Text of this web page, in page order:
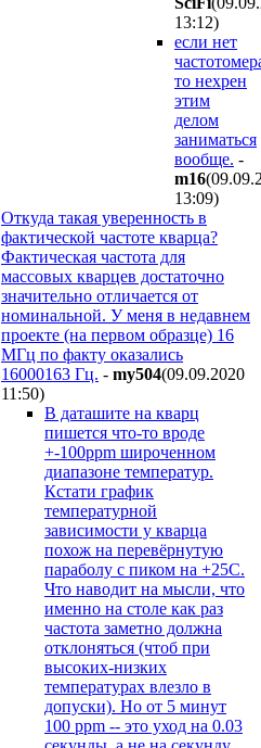
13:12)
если нет
то нехрен
этим
делом
заниматься
вообще. -
m16
13:09)
Откуда такая уверенность в
фактической частоте кварца?
Фактическая частота для
массовых кварцев достаточно
значительно отличается от
номинальной. У меня в недавнем
проекте (на первом образце) 16
МГц по факту оказались
16000163 Гц. - my504(09.09.2020
11:50)
В даташите на кварц
пишется что-то вроде
+-100ppm широченном
диапазоне температур.
Кстати график
температурной
зависимости у кварца
похож на перевёрнутую
параболу с пиком на +25C.
Что наводит на мысли, что
именно на столе как раз
частота заметно должна
отклоняться (чтоб при
высоких-низких
температурах влезло в
допуски). Но от 5 минут
100 ppm -- это уход на 0.03